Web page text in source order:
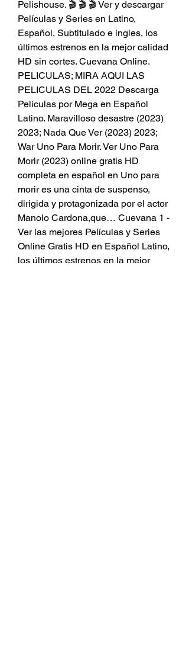
Pelishouse. 🎬 🎬 🎬 Ver y descargar
Películas y Series en Latino,
Español, Subtitulado e ingles, los
últimos estrenos en la mejor calidad
HD sin cortes. Cuevana Online.
PELICULAS; MIRA AQUI LAS
PELICULAS DEL 2022 Descarga
Películas por Mega en Español
Latino. Maravilloso desastre (2023)
2023; Nada Que Ver (2023) 2023;
War Uno Para Morir. Ver Uno Para
Morir (2023) online gratis HD
completa en español en Uno para
morir es una cinta de suspenso,
dirigida y protagonizada por el actor
Manolo Cardona,que… Cuevana 1 -
Ver las mejores Películas y Series
Online Gratis HD en Español Latino,
los últimos estrenos en la mejor